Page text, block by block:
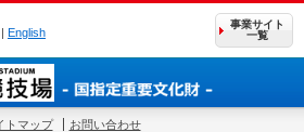
English
事業サイト
一覧
トマップ お問い合わせ